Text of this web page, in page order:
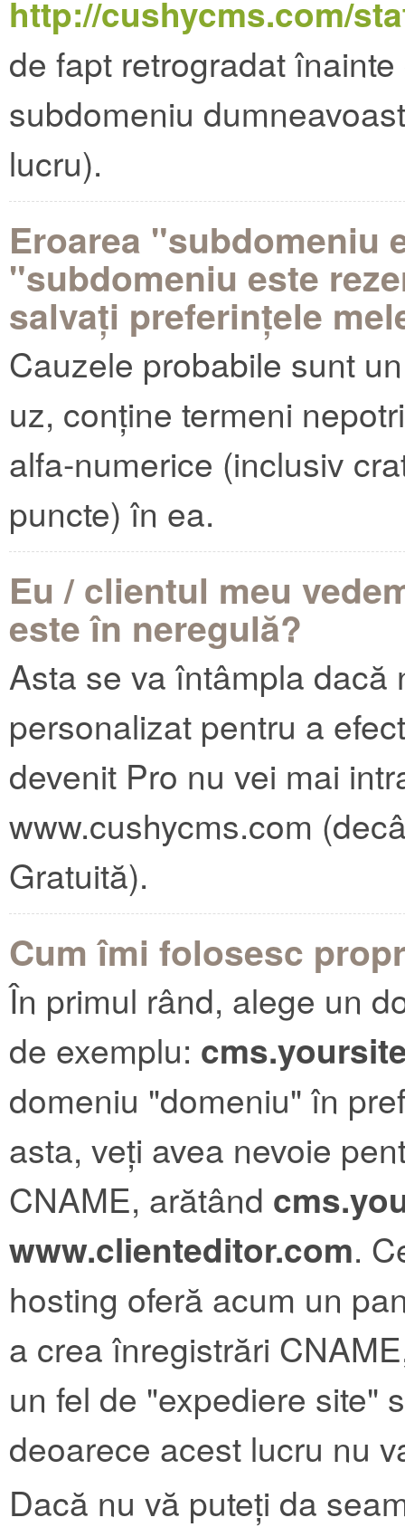
http://cushycms.com/
de fapt retrogradat
subdomeniu
lucru).
Eroarea "subdomeniu
"subdomeniu este
salvați preferințele
Cauzele probabile sunt
uz, conține termeni
alfa-numerice (inclusiv
puncte) în ea.
Eu / clientul meu
este în neregulă?
Asta se va întâmpla
personalizat pentru a
devenit Pro nu vei mai
www.cushycms.com
Gratuită).
Cum îmi folosesc
În primul rând, alege un
de exemplu:
domeniu "domeniu" în
asta, veți avea nevoie
CNAME, arătând
www.clienteditor.com.
hosting oferă acum un
a crea înregistrări
un fel de "expediere site"
deoarece acest lucru nu
Dacă nu vă puteți da